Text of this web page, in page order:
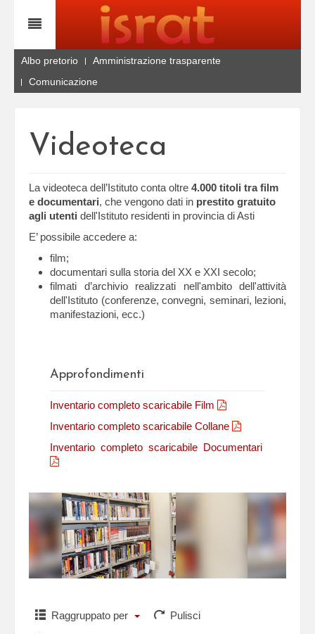
Albo pretorio
Amministrazione trasparente
Comunicazione
Videoteca
La videoteca dell’Istituto conta oltre 4.000 titoli tra film
e documentari, che vengono dati in prestito gratuito
agli utenti dell'Istituto residenti in provincia di Asti
E’ possibile accedere a:
film;
documentari sulla storia del XX e XXI secolo;
filmati d’archivio realizzati nell'ambito dell'attività
dell'Istituto (conferenze, convegni, seminari, lezioni,
manifestazioni, ecc.)
Approfondimenti
Inventario completo scaricabile Film
Inventario completo scaricabile Collane
Inventario completo scaricabile Documentari
Raggruppato per Pulisci